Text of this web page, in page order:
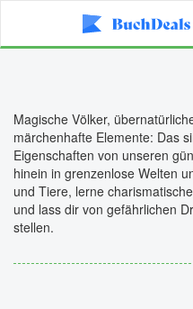
Magische Völker,
märchenhafte Elemente: Das
Eigenschaften von unseren
hinein in grenzenlose Welten
und Tiere, lerne
und lass dir von gefährlichen
stellen.